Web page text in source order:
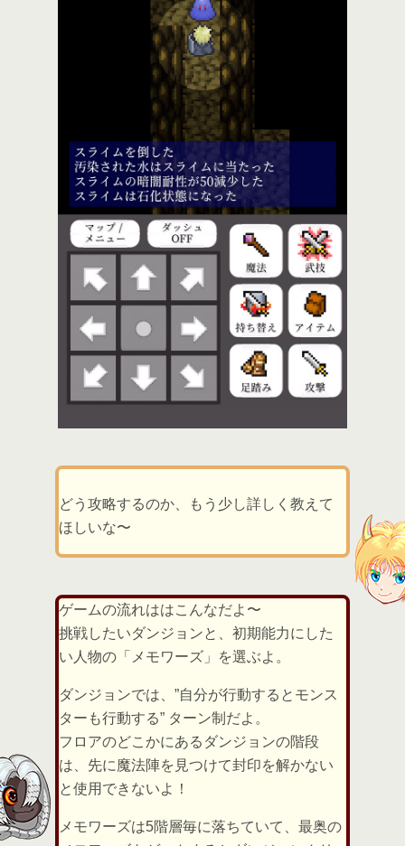
どう攻略するのか、もう少し詳しく教えて
ほしいな〜
ゲームの流れははこんなだよ〜
挑戦したいダンジョンと、初期能力にした
い人物の「メモワーズ」を選ぶよ。
ダンジョンでは、”自分が行動するとモンス
ターも行動する” ターン制だよ。
フロアのどこかにあるダンジョンの階段
は、先に魔法陣を見つけて封印を解かない
と使用できないよ！
メモワーズは5階層毎に落ちていて、最奥の